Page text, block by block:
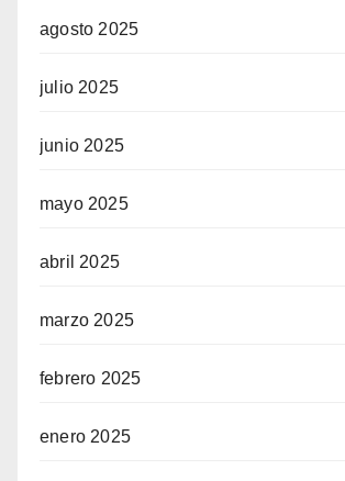
agosto 2025
julio 2025
junio 2025
mayo 2025
abril 2025
marzo 2025
febrero 2025
enero 2025